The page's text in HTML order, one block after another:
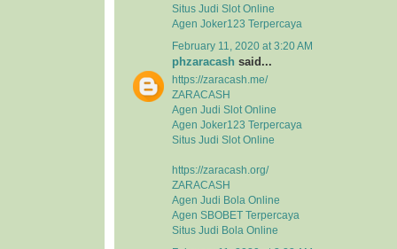
Situs Judi Slot Online
Agen Joker123 Terpercaya
February 11, 2020 at 3:20 AM
phzaracash said...
https://zaracash.me/
ZARACASH
Agen Judi Slot Online
Agen Joker123 Terpercaya
Situs Judi Slot Online
https://zaracash.org/
ZARACASH
Agen Judi Bola Online
Agen SBOBET Terpercaya
Situs Judi Bola Online